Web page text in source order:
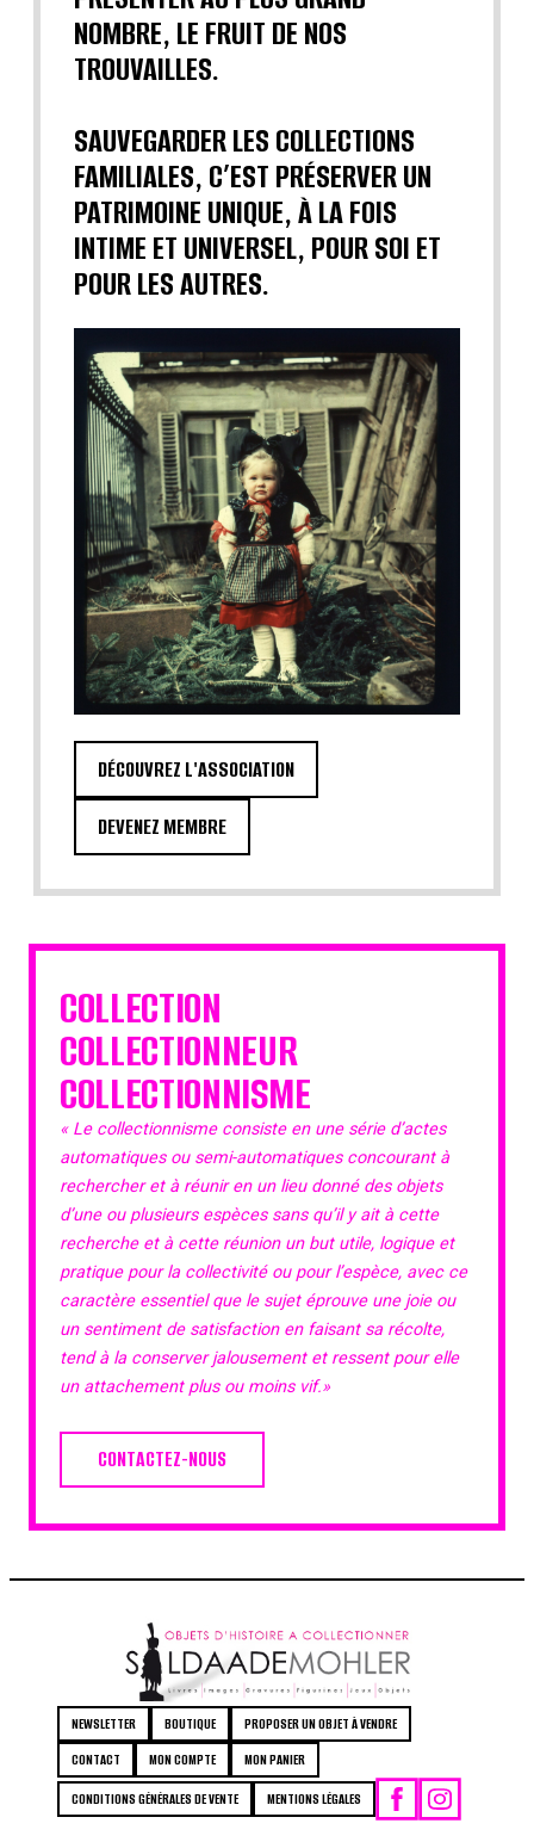
NOMBRE, LE FRUIT DE NOS
TROUVAILLES.
SAUVEGARDER LES COLLECTIONS
FAMILIALES, C’EST PRÉSERVER UN
PATRIMOINE UNIQUE, À LA FOIS
INTIME ET UNIVERSEL, POUR SOI ET
POUR LES AUTRES.
DÉCOUVREZ L'ASSOCIATION
DEVENEZ MEMBRE
COLLECTION
COLLECTIONNEUR
COLLECTIONNISME
« Le collectionnisme consiste en une série d’actes
automatiques ou semi-automatiques concourant à
rechercher et à réunir en un lieu donné des objets
d’une ou plusieurs espèces sans qu’il y ait à cette
recherche et à cette réunion un but utile, logique et
pratique pour la collectivité ou pour l’espèce, avec ce
caractère essentiel que le sujet éprouve une joie ou
un sentiment de satisfaction en faisant sa récolte,
tend à la conserver jalousement et ressent pour elle
un attachement plus ou moins vif.»
CONTACTEZ-NOUS
NEWSLETTER BOUTIQUE
PROPOSER UN OBJET À VENDRE
CONTACT
MON COMPTE MON PANIER
CONDITIONS GÉNÉRALES DE VENTE MENTIONS LÉGALES